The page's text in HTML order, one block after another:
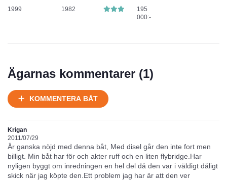
1999 1982
195
000:-
Ägarnas kommentarer (1)
KOMMENTERA BÅT
Krigan
2011/07/29
Är ganska nöjd med denna båt, Med disel går den inte fort men
billigt. Min båt har för och akter ruff och en liten flybridge.Har
nyligen byggt om inredningen en hel del då den var i väldigt dåligt
skick när jag köpte den.Ett problem jag har är att den ver